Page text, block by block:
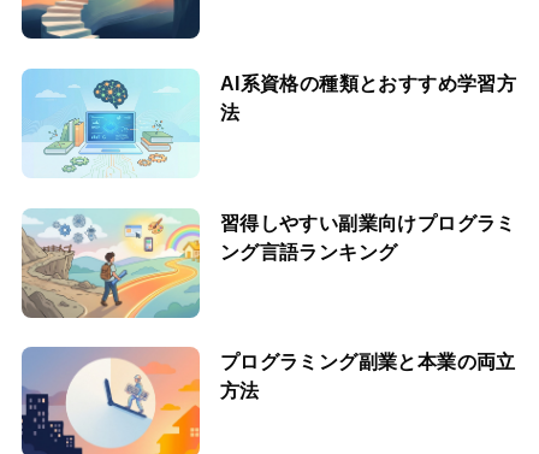
AI系資格の種類とおすすめ学習方
法
習得しやすい副業向けプログラミ
ング言語ランキング
プログラミング副業と本業の両立
方法